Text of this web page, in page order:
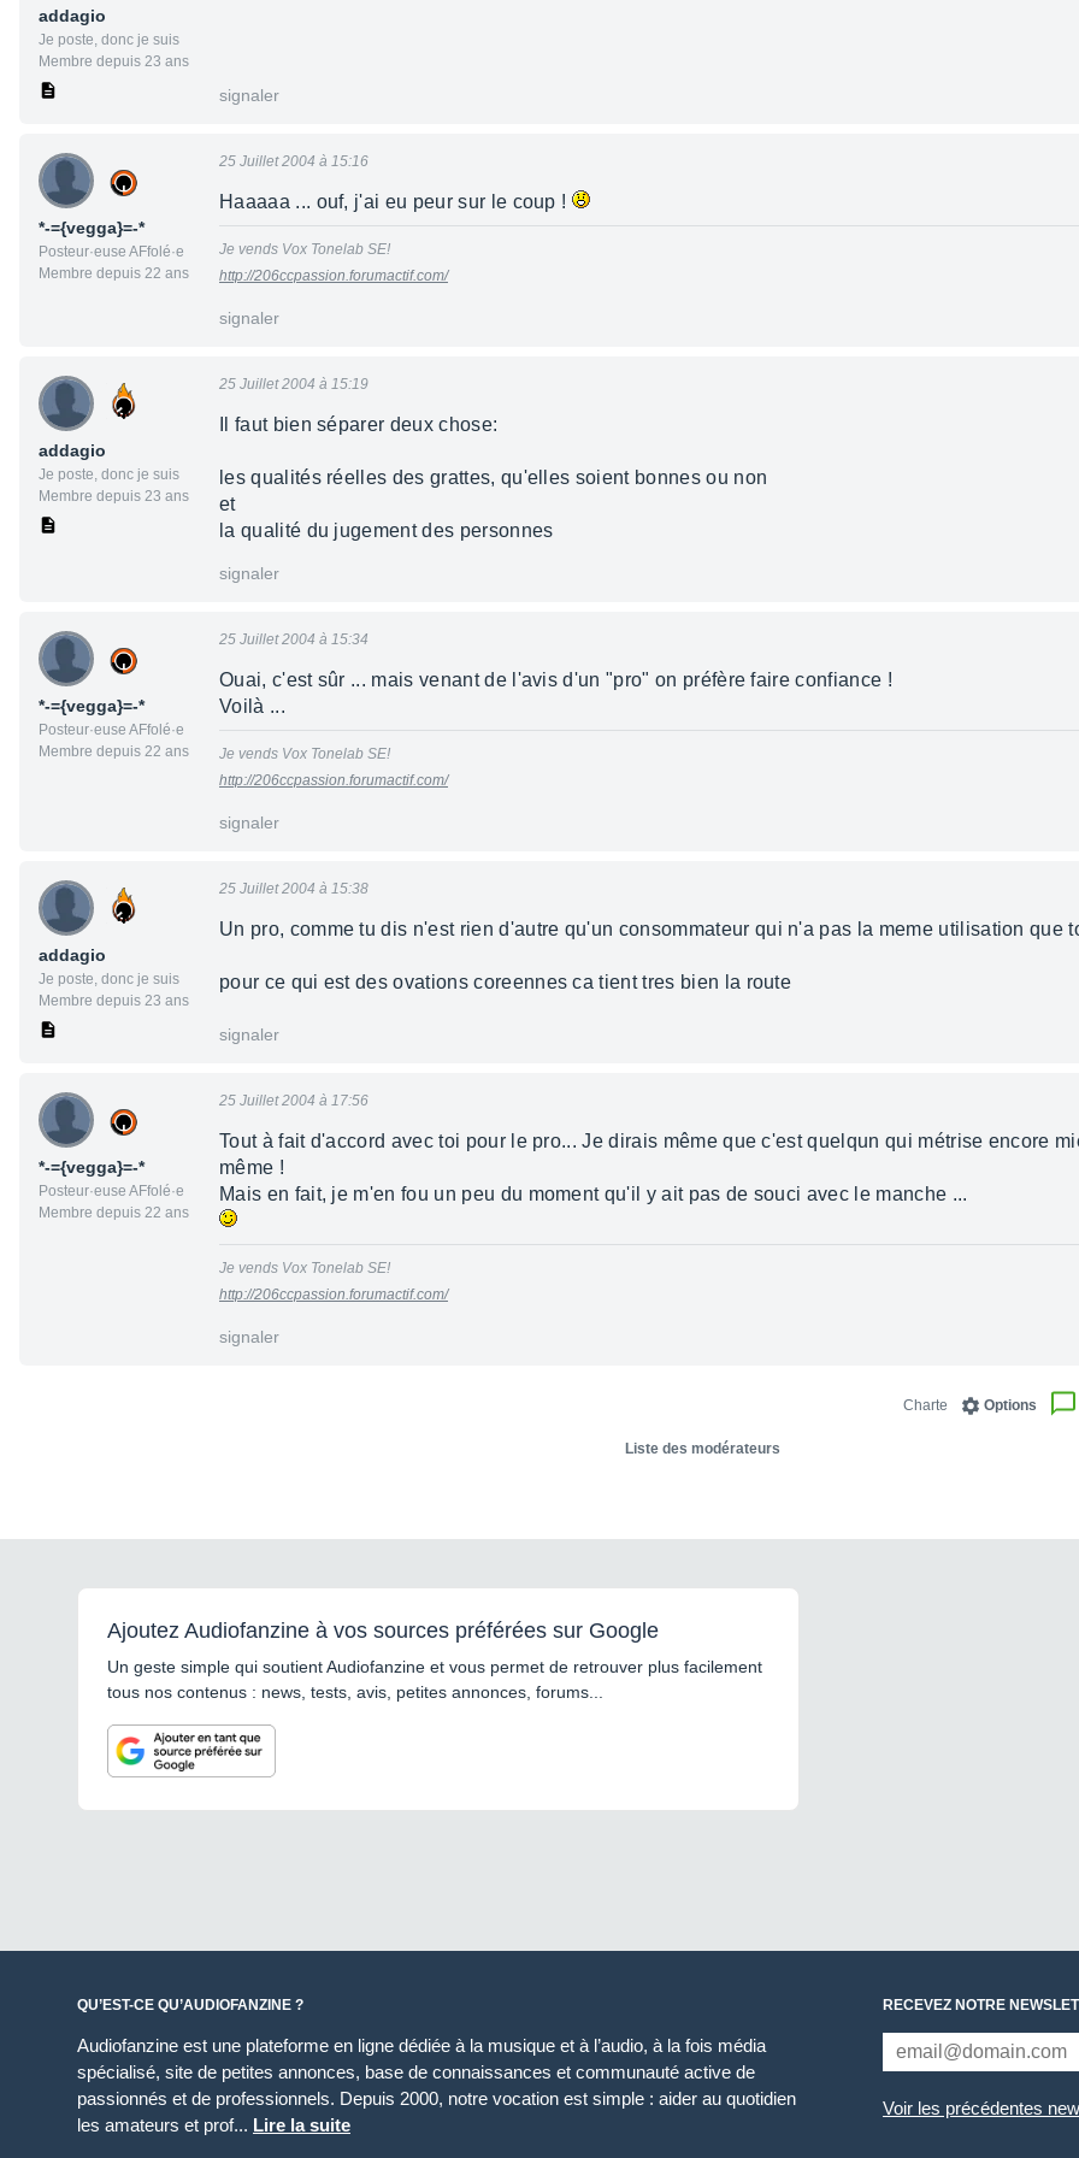
addagio
Je poste, donc je suis
Membre depuis 23 ans
signaler
*-={vegga}=-*
Posteur·euse AFfolé·e
Membre depuis 22 ans
25 Juillet 2004 à 15:16
Haaaaa ... ouf, j'ai eu peur sur le coup !
Je vends Vox Tonelab SE!
http://206ccpassion.forumactif.com/
signaler
addagio
Je poste, donc je suis
Membre depuis 23 ans
25 Juillet 2004 à 15:19
Il faut bien séparer deux chose:
les qualités réelles des grattes, qu'elles soient bonnes ou non
et
la qualité du jugement des personnes
signaler
*-={vegga}=-*
Posteur·euse AFfolé·e
Membre depuis 22 ans
25 Juillet 2004 à 15:34
Ouai, c'est sûr ... mais venant de l'avis d'un "pro" on préfère faire confiance !
Voilà ...
Je vends Vox Tonelab SE!
http://206ccpassion.forumactif.com/
signaler
addagio
Je poste, donc je suis
Membre depuis 23 ans
25 Juillet 2004 à 15:38
Un pro, comme tu dis n'est rien d'autre qu'un consommateur qui n'a pas la meme utilisation que
pour ce qui est des ovations coreennes ca tient tres bien la route
signaler
*-={vegga}=-*
Posteur·euse AFfolé·e
Membre depuis 22 ans
25 Juillet 2004 à 17:56
Tout à fait d'accord avec toi pour le pro... Je dirais même que c'est quelqun qui métrise encore
même !
Mais en fait, je m'en fou un peu du moment qu'il y ait pas de souci avec le manche ...
Je vends Vox Tonelab SE!
http://206ccpassion.forumactif.com/
signaler
Options
Charte
Liste des modérateurs
Ajoutez Audiofanzine à vos sources préférées sur Google
Un geste simple qui soutient Audiofanzine et vous permet de retrouver plus facilement
tous nos contenus : news, tests, avis, petites annonces, forums...
QU’EST-CE QU’AUDIOFANZINE ?
Audiofanzine est une plateforme en ligne dédiée à la musique et à l’audio, à la fois média
spécialisé, site de petites annonces, base de connaissances et communauté active de
passionnés et de professionnels. Depuis 2000, notre vocation est simple : aider au quotidien
les amateurs et prof... Lire la suite
RECEVEZ NOTRE
Voir les précédentes